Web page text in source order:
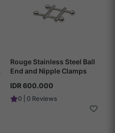
Rouge Stainless Steel Ball
End and Nipple Clamps
IDR 600.000
0 | 0 Reviews